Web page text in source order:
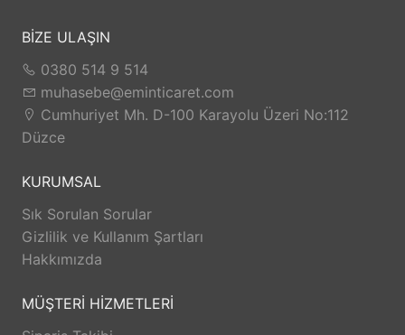
BİZE ULAŞIN
0380 514 9 514
muhasebe@eminticaret.com
Cumhuriyet Mh. D-100 Karayolu Üzeri No:112
Düzce
KURUMSAL
Sık Sorulan Sorular
Gizlilik ve Kullanım Şartları
Hakkımızda
MÜŞTERİ HİZMETLERİ